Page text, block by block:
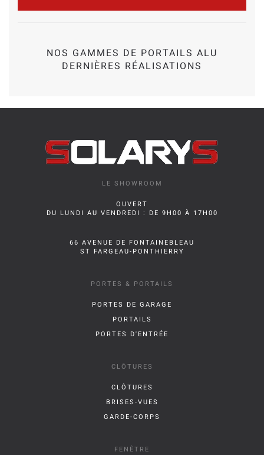
NOS GAMMES DE PORTAILS ALU
DERNIÈRES RÉALISATIONS
LE SHOWROOM
OUVERT
DU LUNDI AU VENDREDI : DE 9H00 À 17H00
66 AVENUE DE FONTAINEBLEAU
ST FARGEAU-PONTHIERRY
PORTES & PORTAILS
PORTES DE GARAGE
PORTAILS
PORTES D'ENTRÉE
CLÔTURES
CLÔTURES
BRISES-VUES
GARDE-CORPS
FENÊTRE